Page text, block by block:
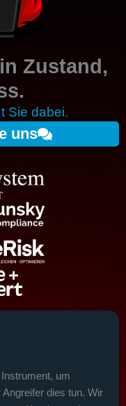
Sie dabei.
Zustand,
uns
um
dies tun. Wir